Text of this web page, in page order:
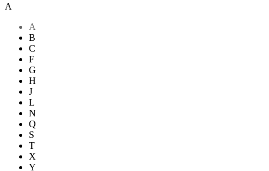
A
A
B
C
F
G
H
J
L
N
Q
S
T
X
Y